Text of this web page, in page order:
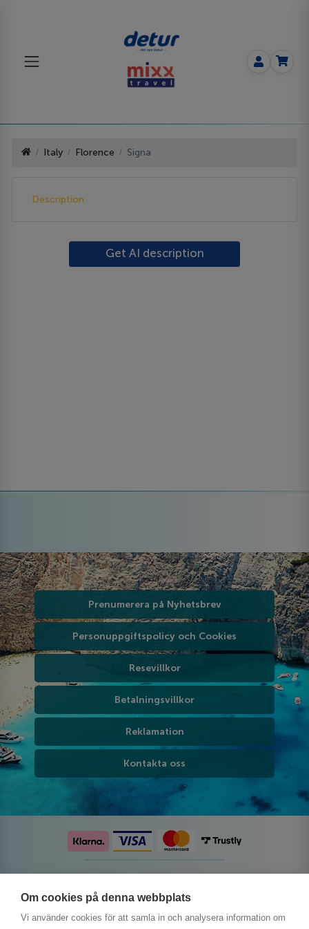
Om cookies på denna webbplats
Vi använder cookies för att samla in och analysera information om
Italy Florence Signa
Description
Get AI description
Prenumerera på Nyhetsbrev
Personuppgiftspolicy och Cookies
Resevillkor
Betalningsvillkor
Reklamation
Kontakta oss